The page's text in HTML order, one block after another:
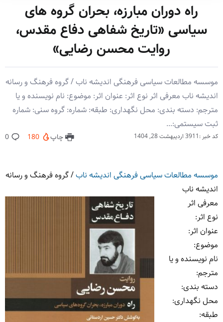
راه دوران مبارزه، بحران گروه های
سیاسی «تاریخ شفاهی دفاع مقدس،
روایت محسن رضایی»
موسسه مطالعات سیاسی فرهنگی اندیشه ناب / گروه فرهنگ و رسانه
اندیشه ناب معرفی اثر نوع اثر: عنوان اثر: موضوع: نام نویسنده و یا
مترجم: دسته بندی: محل نگهداری: طبقه: شماره: گروه سنی: شماره
ثبت سیستمی:...
کد خبر :3911 اردیبهشت 28, 1404 چاپ 180
0
موسسه مطالعات سیاسی فرهنگی اندیشه ناب/گروه فرهنگ و رسانه
اندیشه ناب
معرفی اثر
نوع اثر:
عنوان اثر:
موضوع:
نام نویسنده و یا
مترجم:
دسته بندی:
محل نگهداری:
طبقه: